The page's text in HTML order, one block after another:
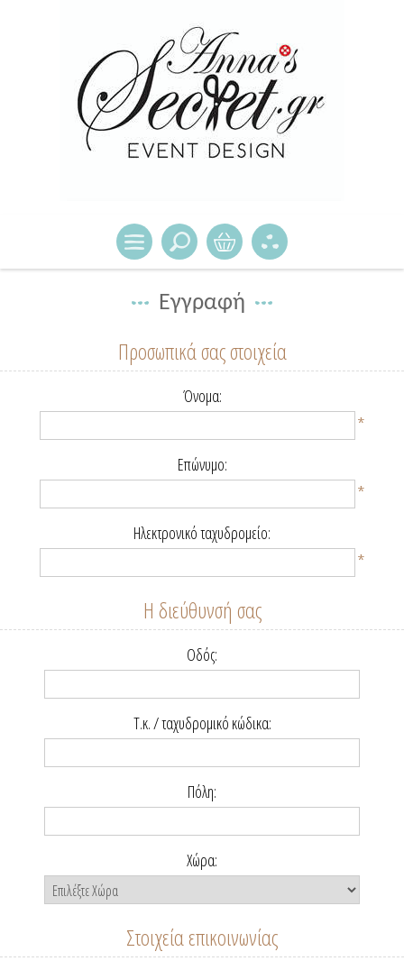
Εγγραφή
Προσωπικά σας στοιχεία
Όνομα:
*
Επώνυμο:
*
Ηλεκτρονικό ταχυδρομείο:
*
Η διεύθυνσή σας
Οδός:
Τ.κ. / ταχυδρομικό κώδικα:
Πόλη:
Χώρα:
Στοιχεία επικοινωνίας